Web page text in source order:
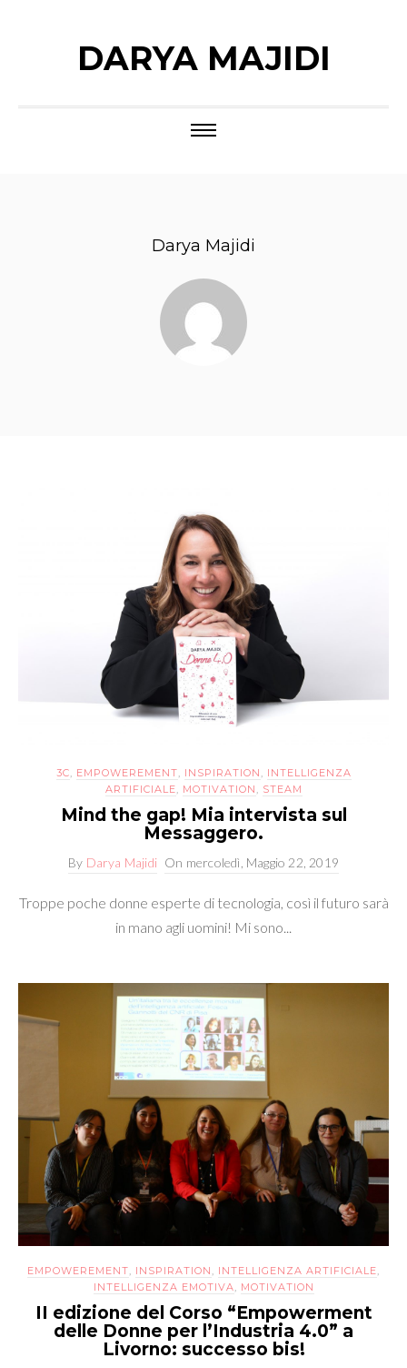
DARYA MAJIDI
Darya Majidi
3C, EMPOWEREMENT, INSPIRATION , INTELLIGENZA
ARTIFICIALE, MOTIVATION , STEAM
Mind the gap! Mia intervista sul
Messaggero.
By Darya Majidi On mercoledì, Maggio 22, 2019
Troppe poche donne esperte di tecnologia, così il futuro sarà
in mano agli uomini! Mi sono...
EMPOWEREMENT INSPIRATION INTELLIGENZA ARTIFICIALE
INTELLIGENZA EMOTIVA
MOTIVATION
II edizione del Corso “Empowerment
delle Donne per l’Industria 4.0” a
Livorno: successo bis!